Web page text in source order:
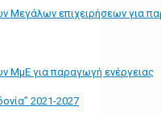
Μεγάλων επιχειρήσεων για
ΜμΕ για παραγωγή ενέργειας
2021-2027